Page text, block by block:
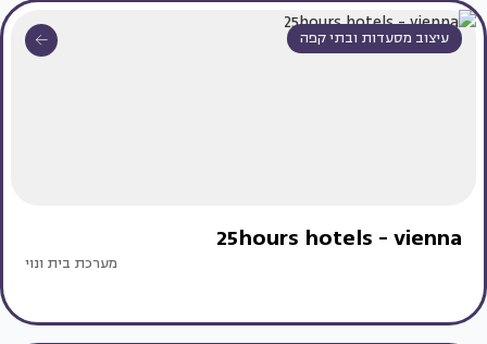
עיצוב מסעדות ובתי קפה
25hours hotels - vienna
מערכת בית ונוי